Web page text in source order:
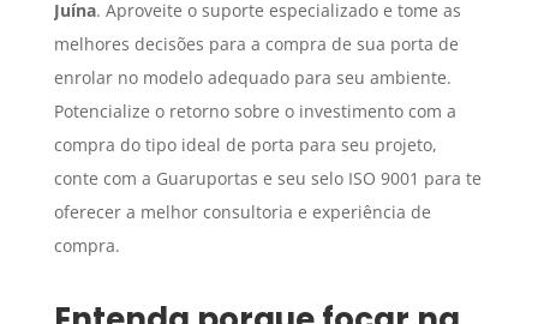
Juína. Aproveite o suporte especializado e tome as
melhores decisões para a compra de sua porta de
enrolar no modelo adequado para seu ambiente.
Potencialize o retorno sobre o investimento com a
compra do tipo ideal de porta para seu projeto,
conte com a Guaruportas e seu selo ISO 9001 para te
oferecer a melhor consultoria e experiência de
compra.